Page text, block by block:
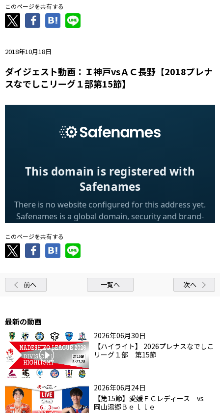
ニッパツ
-
このページを共有する
2018年10月18日
ダイジェスト動画：Ｉ神戸vsＡＣ長野【2018プレナ
スなでしこリーグ１部第15節】
このページを共有する
前へ 一覧へ 次へ
最新の動画
2026年06月30日
【ハイライト】 2026プレナスなでしこ
リーグ１部 第15節
2026年06月24日
【第15節】愛媛ＦＣレディース vs
岡山湯郷Ｂｅｌｌｅ